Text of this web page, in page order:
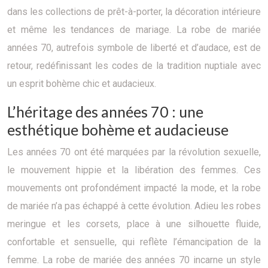
dans les collections de prêt-à-porter, la décoration intérieure
et même les tendances de mariage. La robe de mariée
années 70, autrefois symbole de liberté et d’audace, est de
retour, redéfinissant les codes de la tradition nuptiale avec
un esprit bohème chic et audacieux.
L’héritage des années 70 : une
esthétique bohème et audacieuse
Les années 70 ont été marquées par la révolution sexuelle,
le mouvement hippie et la libération des femmes. Ces
mouvements ont profondément impacté la mode, et la robe
de mariée n’a pas échappé à cette évolution. Adieu les robes
meringue et les corsets, place à une silhouette fluide,
confortable et sensuelle, qui reflète l’émancipation de la
femme. La robe de mariée des années 70 incarne un style